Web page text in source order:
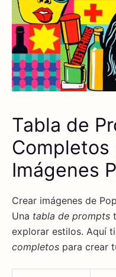
Tabla de
Completos
Imágenes
Crear imágenes de
Una tabla de prompts
explorar estilos. Aquí
completos para crear